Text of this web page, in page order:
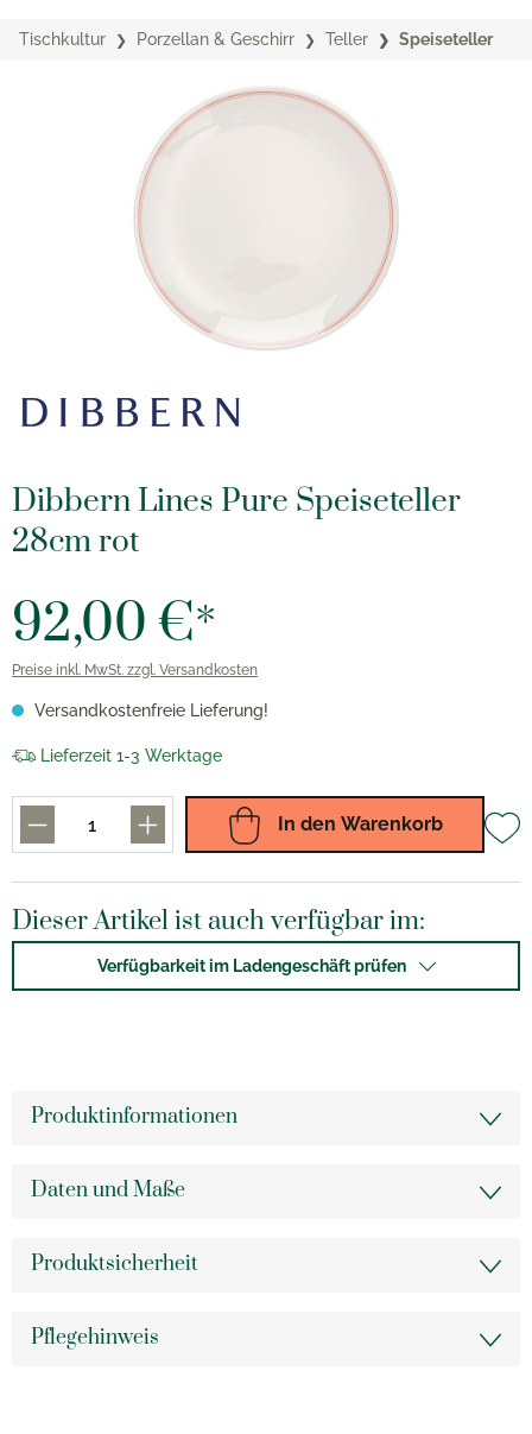
Tischkultur Porzellan & Geschirr Teller Speiseteller
Dibbern Lines Pure Speiseteller
28cm rot
92,00 €*
Preise inkl. MwSt. zzgl. Versandkosten
Versandkostenfreie Lieferung!
Lieferzeit 1-3 Werktage
In den Warenkorb
Dieser Artikel ist auch verfügbar im:
Verfügbarkeit im Ladengeschäft prüfen
Produktinformationen
Daten und Maße
Produktsicherheit
Pflegehinweis